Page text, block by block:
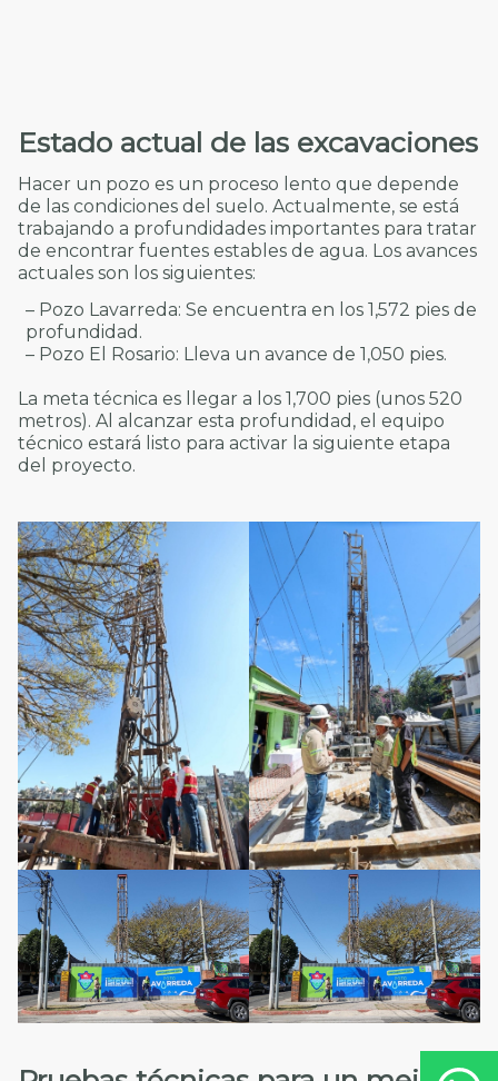
Estado actual de las excavaciones
Hacer un pozo es un proceso lento que depende
de las condiciones del suelo. Actualmente, se está
trabajando a profundidades importantes para tratar
de encontrar fuentes estables de agua. Los avances
actuales son los siguientes:
– Pozo Lavarreda: Se encuentra en los 1,572 pies de
profundidad.
– Pozo El Rosario: Lleva un avance de 1,050 pies.
La meta técnica es llegar a los 1,700 pies (unos 520
metros). Al alcanzar esta profundidad, el equipo
técnico estará listo para activar la siguiente etapa
del proyecto.